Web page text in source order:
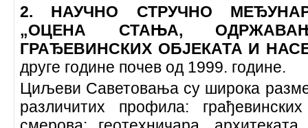
2. НАУЧНО СТРУЧНО
„ОЦЕНА СТАЊА,
ГРАЂЕВИНСКИХ ОБЈЕКАТА И
друге године почев од 1999. године.
Циљеви Саветовања су широка
различитих профила: